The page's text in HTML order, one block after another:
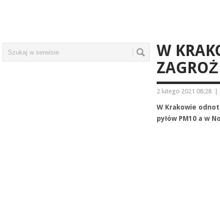
W
2 lutego 2021 08:28
W Krakowie
pyłów PM10 a w